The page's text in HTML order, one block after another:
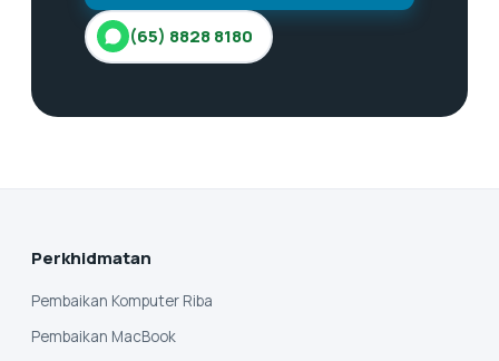
(65) 8828 8180
Perkhidmatan
Pembaikan Komputer Riba
Pembaikan MacBook